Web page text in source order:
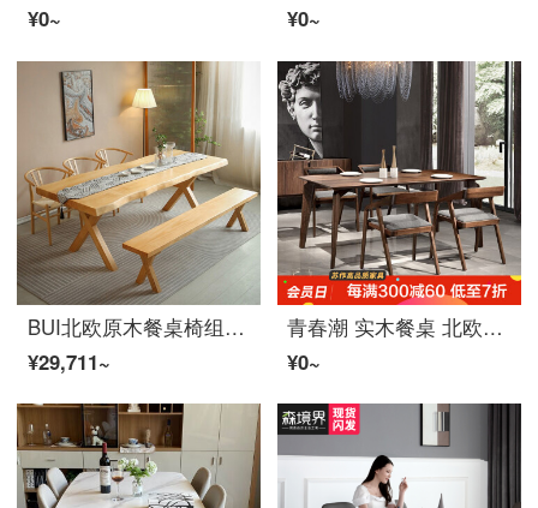
¥0~
¥0~
BUI北欧原木餐桌椅组合长条桌松木四人家用简多人长方形テーブル实木长桌办公写字桌 220CM实木餐桌(厚8cm)+长凳+3张Y椅
¥29,711~
青春潮 实木餐桌 北欧シンプル小户型餐桌 黑胡桃木别墅长方形餐桌 1桌6椅（真皮坐垫） 140*80*75cm
¥0~